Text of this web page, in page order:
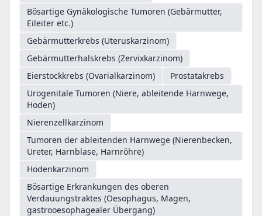
Bösartige Gynäkologische Tumoren (Gebärmutter,
Eileiter etc.)
Gebärmutterkrebs (Uteruskarzinom)
Gebärmutterhalskrebs (Zervixkarzinom)
Eierstockkrebs (Ovarialkarzinom)
Prostatakrebs
Urogenitale Tumoren (Niere, ableitende Harnwege,
Hoden)
Nierenzellkarzinom
Tumoren der ableitenden Harnwege (Nierenbecken,
Ureter, Harnblase, Harnröhre)
Hodenkarzinom
Bösartige Erkrankungen des oberen
Verdauungstraktes (Oesophagus, Magen,
gastrooesophagealer Übergang)